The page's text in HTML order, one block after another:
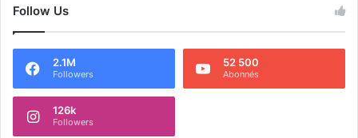
Follow Us
2.1M
Followers
52 500
Abonnés
126k
Followers